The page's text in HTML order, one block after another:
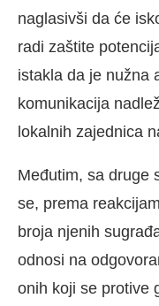
naglasivši da će
radi zaštite
istakla da je nužna
komunikacija
lokalnih zajednica
Međutim, sa druge
se, prema
broja njenih
odnosi na
onih koji se protive